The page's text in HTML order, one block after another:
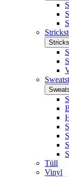
Tüll
Vinyl